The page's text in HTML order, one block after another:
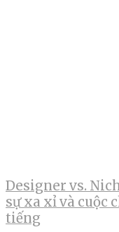
Designer vs.
sự xa xỉ và cuộc
tiếng